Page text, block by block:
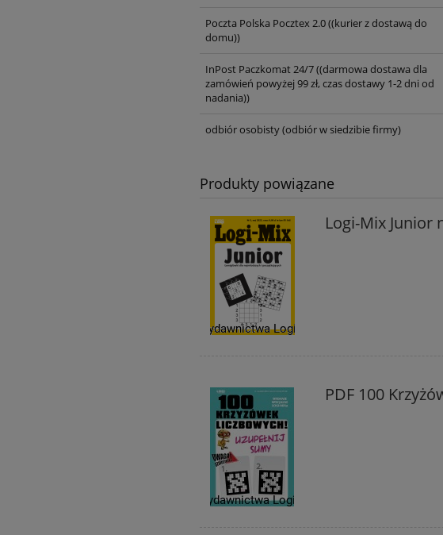
Poczta Polska Pocztex 2.0((kurier z dostawą do
domu))
InPost Paczkomat 24/7((darmowa dostawa dla
zamówień powyżej 99 zł, czas dostawy 1-2 dni od
nadania))
odbiór osobisty(odbiór w siedzibie firmy)
Produkty powiązane
Logi-Mix Junior
PDF 100